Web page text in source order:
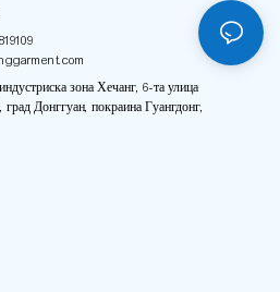
зона Хечанг, 6-та улица
Донггуан, покраина Гуангдонг,